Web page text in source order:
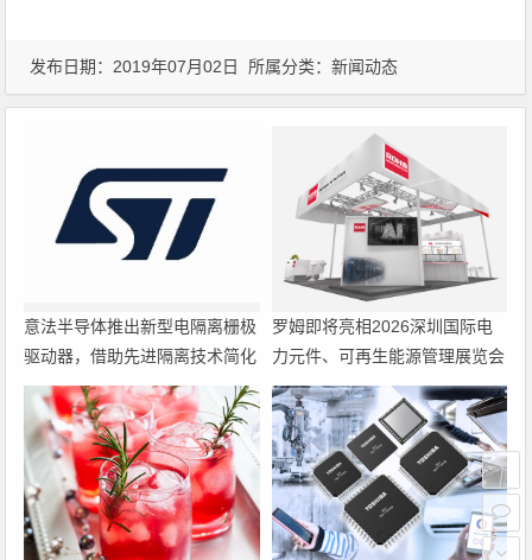
发布日期：2019年07月02日 所属分类：新闻动态
意法半导体推出新型电隔离栅极
驱动器，借助先进隔离技术简化
电源设计
罗姆即将亮相2026深圳国际电
力元件、可再生能源管理展览会
暨研讨会